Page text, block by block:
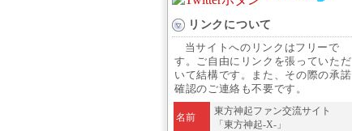
リンクについて
当サイトへのリンクはフリーで
す。ご自由にリンクを張っていただ
いて結構です。また、その際の承諾
確認のご連絡も不要です。
名前
東方神起ファン交流サイト
「東方神起-X-」